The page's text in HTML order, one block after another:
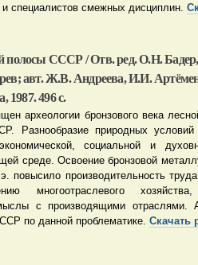
и специалистов смежных дисциплин.
полосы СССР / Отв. ред. О.Н.
авт. Ж.В. Андреева, И.И.
1987. 496 с.
археологии бронзового века
Разнообразие природных
социальной и
среде. Освоение бронзовой
повысило производительность
многоотраслевого хозяйства,
с производящими отраслями.
по данной проблематике.Скачать